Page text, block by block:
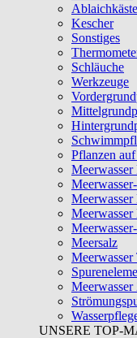
Kescher
Sonstiges
Schläuche
Werkzeuge
Pflanzen
Meersalz
Meerwasser
UNSERE TOP-